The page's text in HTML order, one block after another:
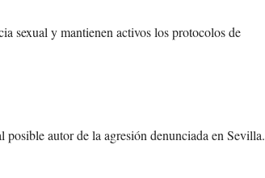
sexual y mantienen activos los protocolos de
autor de la agresión denunciada en Sevilla.